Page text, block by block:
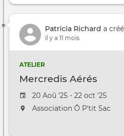
Patricia Richard a
il y a 11 mois
ATELIER
Mercredis Aérés
Date de l'évênement
20 Aoû '25 - 22 oct '25
L'événement aura lieu au / à
Association Ô P'tit Sac